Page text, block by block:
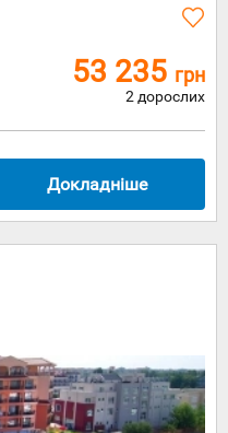
знайти не
але перше
враження
дуже
53 235 грн
2 дорослих
Докладніше